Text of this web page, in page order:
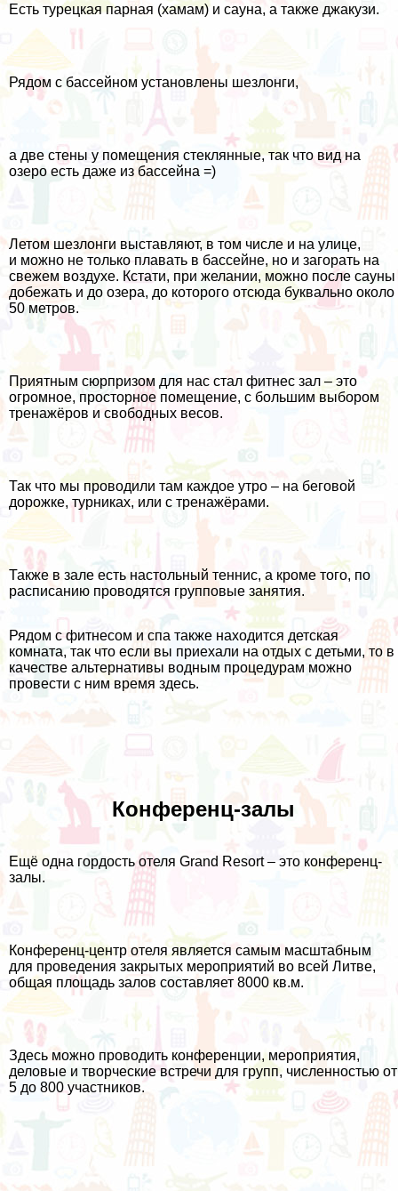
Есть турецкая парная (хамам) и сауна, а также джакузи.
Рядом с бассейном установлены шезлонги,
а две стены у помещения стеклянные, так что вид на
озеро есть даже из бассейна =)
Летом шезлонги выставляют, в том числе и на улице,
и можно не только плавать в бассейне, но и загорать на
свежем воздухе. Кстати, при желании, можно после сауны
добежать и до озера, до которого отсюда буквально около
50 метров.
Приятным сюрпризом для нас стал фитнес зал – это
огромное, просторное помещение, с большим выбором
тренажёров и свободных весов.
Так что мы проводили там каждое утро – на беговой
дорожке, турниках, или с тренажёрами.
Также в зале есть настольный теннис, а кроме того, по
расписанию проводятся групповые занятия.
Рядом с фитнесом и спа также находится детская
комната, так что если вы приехали на отдых с детьми, то в
качестве альтернативы водным процедурам можно
провести с ним время здесь.
Конференц-залы
Ещё одна гордость отеля Grand Resort – это конференц-
залы.
Конференц-центр отеля является самым масштабным
для проведения закрытых мероприятий во всей Литве,
общая площадь залов составляет 8000 кв.м.
Здесь можно проводить конференции, мероприятия,
деловые и творческие встречи для групп, численностью от
5 до 800 участников.